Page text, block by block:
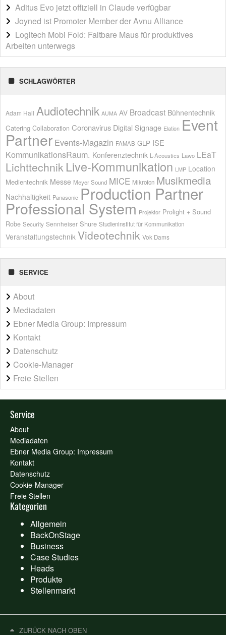
Aditus Evo jetzt offiziell in Claude verfügbar
Joyned ist Promoter Member der Avnu Alliance
Logitech Mobi Fold: Faltbare Maus für produktives
Arbeiten unterwegs
SCHLAGWÖRTER
Adam Hall Audiotechnik AUMA AV Broadcast Bühnentechnik
Catering Collaboration Coronavirus Digital Signage Elation Event
Partner Events-Magazin FAMAB GLP ISE
KommunikationsRaum. Konferenztechnik L-Acoustics Lawo LEaT
Lichttechnik Live-Kommunikation LMP Location
Medientechnik Messe Meyer Sound MICE Mikrofon Musikmedia
Nachhaltigkeit Panasonic Production Partner
Professional System Projektor Prolight + Sound
Robe Security Sennheiser Shure Studieninstitut für Kommunikation
Veranstaltungstechnik Videotechnik Vok Dams
SERVICE
About
Mediadaten
Ebner Media Group: Impressum
Kontakt
Datenschutz
Cookie-Manager
Freie Stellen
Service
About
Mediadaten
Ebner Media Group: Impressum
Kontakt
Datenschutz
Cookie-Manager
Freie Stellen
Kategorien
Allgemein
BackOnStage
Business
Case Studies
Heads
Produkte
Stellenmarkt
ZURÜCK NACH OBEN